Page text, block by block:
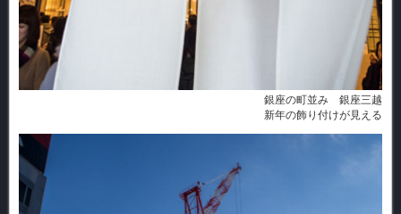
銀座の町並み 銀座三越
新年の飾り付けが見える